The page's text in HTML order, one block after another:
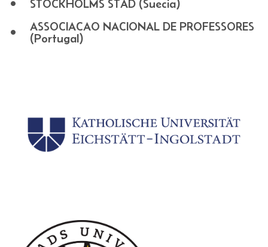
STOCKHOLMS STAD (Suecia)
ASSOCIACAO NACIONAL DE PROFESSORES
(Portugal)